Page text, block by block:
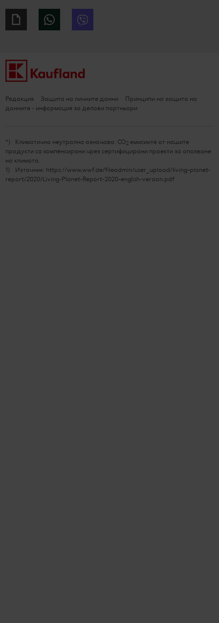
Giphy WhatsApp
Редакция Защита на личните данни
Принципи на защита на
данните - информация за делови партньори
* Климатично неутрално означава: CO2емисиите от нашите
продукти са компенсирани чрез сертифицирани проекти за опазване
на климата.
1
Източник: https://www.wwf.de/fileadmin/user_upload/living-planet-
report/2020/Living-Planet-Report-2020-english-version.pdf